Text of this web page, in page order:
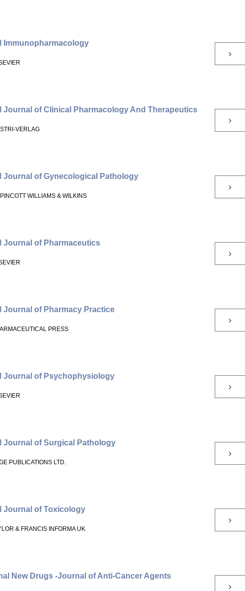
Immunopharmacology
Journal of Clinical Pharmacology And Therapeutics
VERLAG
Journal of Gynecological Pathology
WILLIAMS & WILKINS
Journal of Pharmaceutics
Journal of Pharmacy Practice
PRESS
Journal of Psychophysiology
Journal of Surgical Pathology
PUBLICATIONS LTD.
Journal of Toxicology
& FRANCIS INFORMA UK
New Drugs -Journal of Anti-Cancer Agents